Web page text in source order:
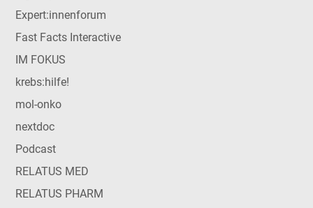
Expert:innenforum
Fast Facts Interactive
IM FOKUS
krebs:hilfe!
mol-onko
nextdoc
Podcast
RELATUS MED
RELATUS PHARM